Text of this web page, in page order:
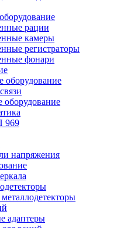
рации
камеры
регистраторы
фонари
оборудование
оборудование
969
напряжения
адаптеры